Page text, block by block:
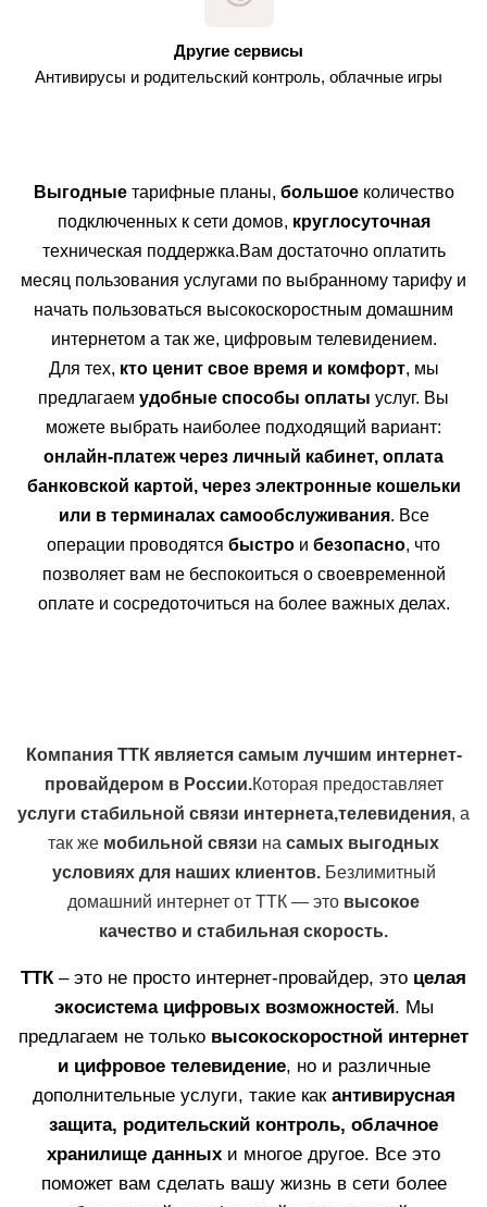
Другие сервисы
Антивирусы и родительский контроль, облачные игры
Выгодныетарифные планы, большоеколичество
подключенных к сети домов, круглосуточная
техническая поддержка.Вам достаточно оплатить
месяц пользования услугами по выбранному тарифу и
начать пользоваться высокоскоростным домашним
интернетом а так же, цифровым телевидением.
Для тех, кто ценит свое время и комфорт, мы
предлагаем удобные способы оплаты услуг. Вы
можете выбрать наиболее подходящий вариант:
онлайн-платеж через личный кабинет, оплата
банковской картой, через электронные кошельки
или в терминалах самообслуживания. Все
операции проводятся быстро и безопасно, что
позволяет вам не беспокоиться о своевременной
оплате и сосредоточиться на более важных делах.
Компания ТТК является самым лучшим интернет-
провайдером в России.Которая предоставляет
услуги стабильной связи интернета,телевидения, а
так же мобильной связи на самых выгодных
условиях для наших клиентов. Безлимитный
домашний интернет от ТТК — это высокое
качество и стабильная скорость.
ТТК – это не просто интернет-провайдер, это целая
экосистема цифровых возможностей. Мы
предлагаем не только высокоскоростной интернет
и цифровое телевидение, но и различные
дополнительные услуги, такие как антивирусная
защита, родительский контроль, облачное
хранилище данных и многое другое. Все это
поможет вам сделать вашу жизнь в сети более